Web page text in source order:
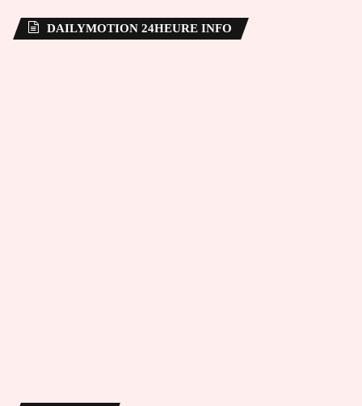
DAILYMOTION 24HEURE INFO